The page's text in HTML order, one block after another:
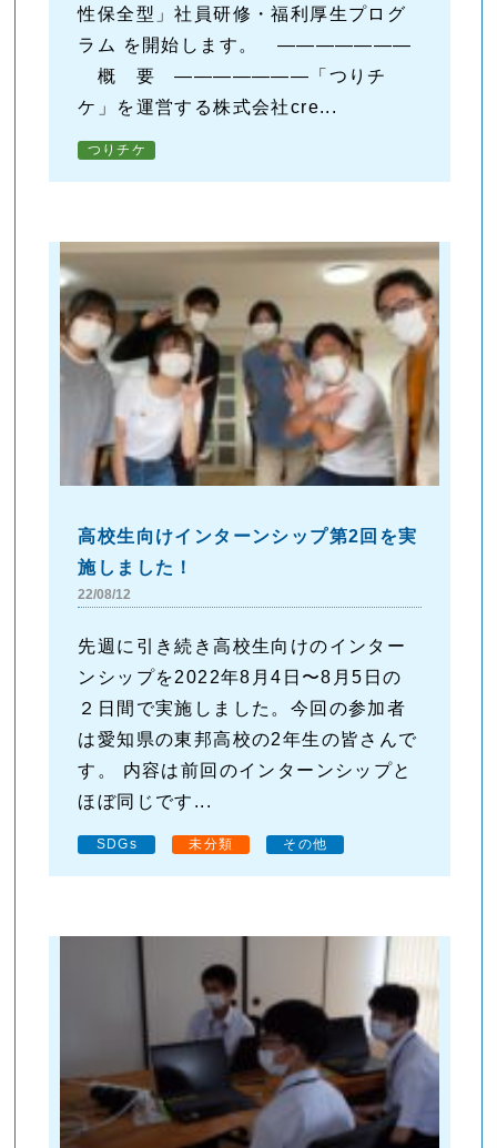
性保全型」社員研修・福利厚生プログ
ラム を開始します。 ―――――――
概 要 ―――――――「つりチ
ケ」を運営する株式会社cre...
つりチケ
高校生向けインターンシップ第2回を実
施しました！
22/08/12
先週に引き続き高校生向けのインター
ンシップを2022年8月4日〜8月5日の
２日間で実施しました。今回の参加者
は愛知県の東邦高校の2年生の皆さんで
す。 内容は前回のインターンシップと
ほぼ同じです...
SDGs 未分類 その他